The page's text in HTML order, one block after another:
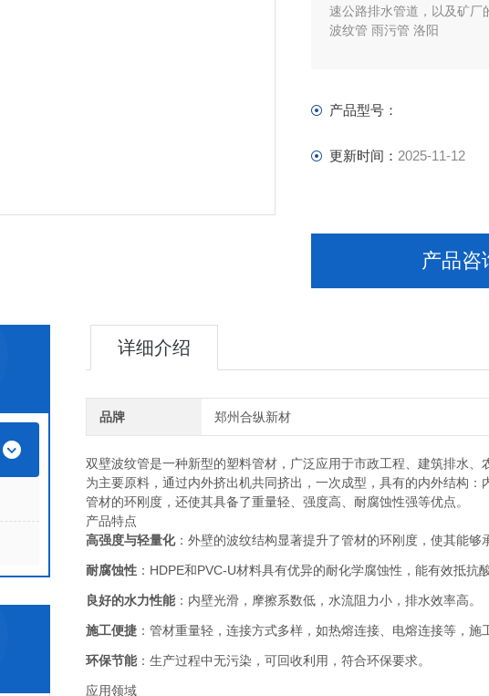
速公路排水管道，以及矿厂
波纹管 雨污管 洛阳
产品型号：
更新时间： 2025-11-12
产品咨
详细介绍
品牌 郑州合纵新材
双壁波纹管是一种新型的塑料管材，广泛应用于市政工程、建筑排水
为主要原料，通过内外挤出机共同挤出，一次成型，具有的内外结构
管材的环刚度，还使其具备了重量轻、强度高、耐腐蚀性强等优点。
产品特点
高强度与轻量化：外壁的波纹结构显著提升了管材的环刚度，使其能够
耐腐蚀性 ：HDPE和PVC-U材料具有优异的耐化学腐蚀性，能有效抵抗
良好的水力性能：内壁光滑，摩擦系数低，水流阻力小，排水效率高。
施工便捷 ：管材重量轻，连接方式多样，如热熔连接、电熔连接等，施
环保节能：生产过程中无污染，可回收利用，符合环保要求。
应用领域